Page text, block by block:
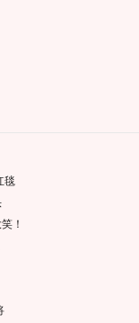
毯
！